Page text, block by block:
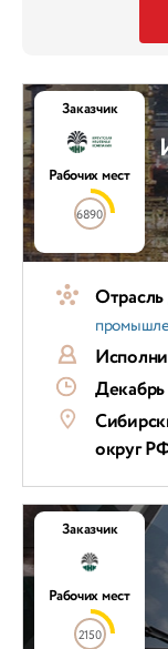
Заказчик
Рабочих мест
6890
Отрасль
округ
Заказчик
Рабочих мест
2150